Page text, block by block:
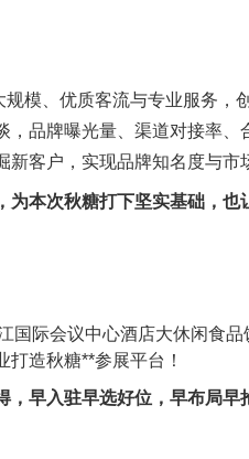
模、优质客流与专业服务，
品牌曝光量、渠道对接率、
客户，实现品牌知名度与市
本次秋糖打下坚实基础，
国际会议中心酒店大休闲食
造秋糖**参展平台！
早入驻早选好位，早布局早